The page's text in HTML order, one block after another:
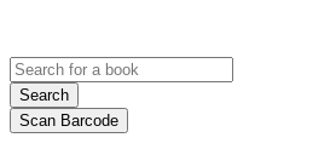
Search
Scan Barcode